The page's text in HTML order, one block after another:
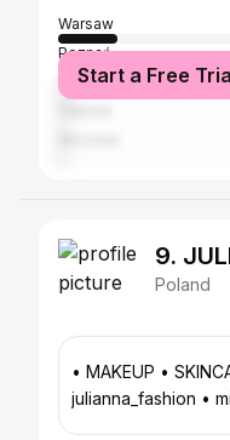
Warsaw
Poznań
Kraków
Start a Free
9.
Poland
• MAKEUP •